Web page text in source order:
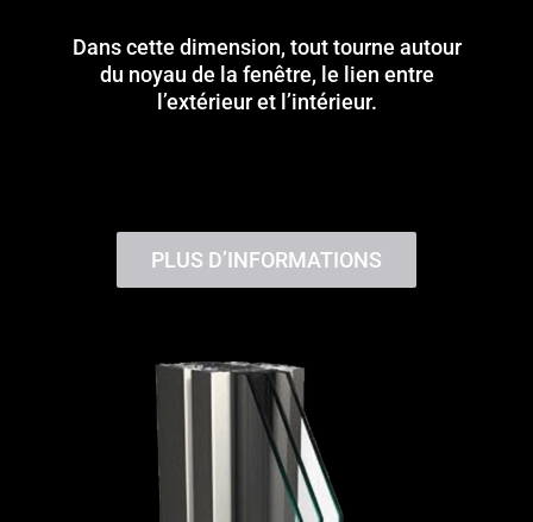
Dans cette dimension, tout tourne autour
du noyau de la fenêtre, le lien entre
l’extérieur et l’intérieur.
PLUS D’INFORMATIONS